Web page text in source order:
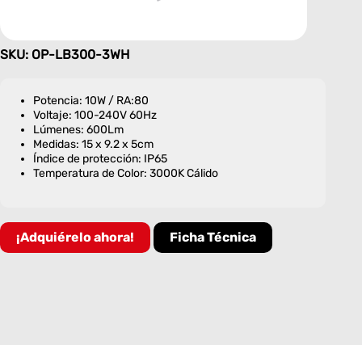
SKU: OP-LB300-3WH
Potencia: 10W / RA:80
Voltaje: 100-240V 60Hz
Lúmenes: 600Lm
Medidas: 15 x 9.2 x 5cm
Índice de protección: IP65
Temperatura de Color: 3000K Cálido
¡Adquiérelo ahora! Ficha Técnica